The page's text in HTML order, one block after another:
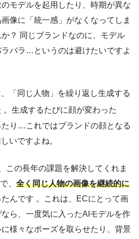
モデルを起用したり、時期が異な
像に「統一感」がなくなってしま
？ 同じブランドなのに、モデル
バラ…というのは避けたいですよ
「同じ人物」を繰り返し生成する
。生成するたびに顔が変わった
たり…これではブランドの顔となる
いですよね。
この長年の課題を解決してくれま
、 全く同じ人物の画像を継続的に
たんです 。これは、ECにとって画
ら、一度気に入ったAIモデルを作
様々なポーズを取らせたり、背景